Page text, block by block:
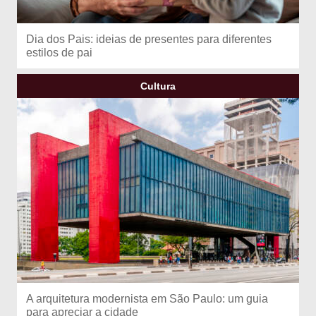
Dia dos Pais: ideias de presentes para diferentes
estilos de pai
Cultura
A arquitetura modernista em São Paulo: um guia
para apreciar a cidade